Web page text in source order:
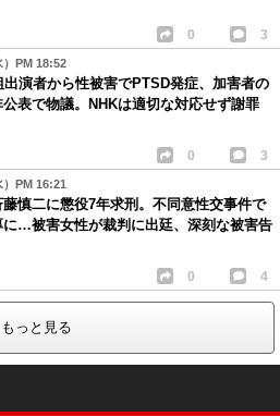
0 3
）PM 18:52
出演者から性被害でPTSD発症、加害者の
表で物議。NHKは適切な対応せず謝罪
0 3
PM 16:21
慎二に懲役7年求刑。不同意性交事件で
に…被害女性が裁判に出廷、深刻な被害告
0 4
もっと見る